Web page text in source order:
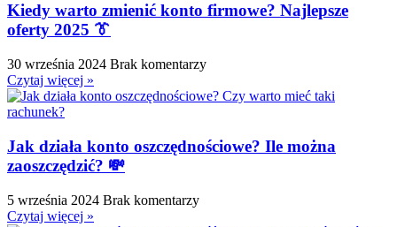
Kiedy warto zmienić konto firmowe? Najlepsze
oferty 2025 👔
30 września 2024 Brak komentarzy
Czytaj więcej »
Jak działa konto oszczędnościowe? Ile można
zaoszczędzić? 💸
5 września 2024 Brak komentarzy
Czytaj więcej »